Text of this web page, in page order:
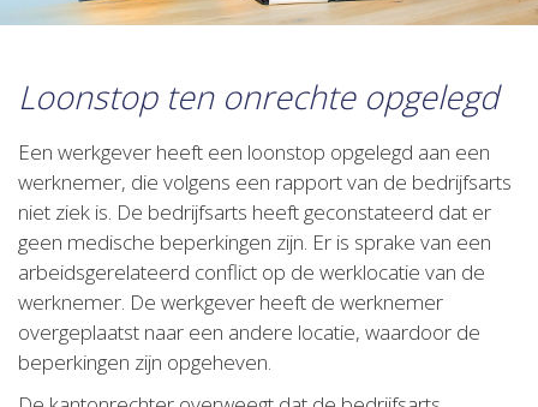
Loonstop ten onrechte opgelegd
Een werkgever heeft een loonstop opgelegd aan een
werknemer, die volgens een rapport van de bedrijfsarts
niet ziek is. De bedrijfsarts heeft geconstateerd dat er
geen medische beperkingen zijn. Er is sprake van een
arbeidsgerelateerd conflict op de werklocatie van de
werknemer. De werkgever heeft de werknemer
overgeplaatst naar een andere locatie, waardoor de
beperkingen zijn opgeheven.